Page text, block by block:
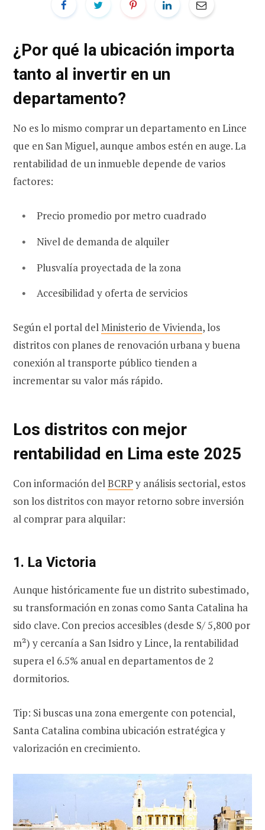
¿Por qué la ubicación importa
tanto al invertir en un
departamento?
No es lo mismo comprar un departamento en Lince
que en San Miguel, aunque ambos estén en auge. La
rentabilidad de un inmueble depende de varios
factores:
Precio promedio por metro cuadrado
Nivel de demanda de alquiler
Plusvalía proyectada de la zona
Accesibilidad y oferta de servicios
Según el portal delMinisterio de Vivienda, los
distritos con planes de renovación urbana y buena
conexión al transporte público tienden a
incrementar su valor más rápido.
Los distritos con mejor
rentabilidad en Lima este 2025
Con información delBCRPy análisis sectorial, estos
son los distritos con mayor retorno sobre inversión
al comprar para alquilar:
1. La Victoria
Aunque históricamente fue un distrito subestimado,
su transformación en zonas como Santa Catalina ha
sido clave. Con precios accesibles (desde S/ 5,800 por
m²) y cercanía a San Isidro y Lince, la rentabilidad
supera el 6.5% anual en departamentos de 2
dormitorios.
Tip: Si buscas una zona emergente con potencial,
Santa Catalina combina ubicación estratégica y
valorización en crecimiento.